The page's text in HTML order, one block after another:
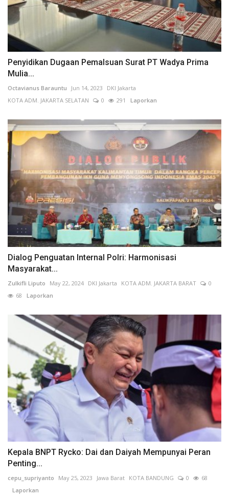
Penyidikan Dugaan Pemalsuan Surat PT Wadya Prima
Mulia...
Octavianus Barauntu Jun 14, 2023
DKI Jakarta
KOTA ADM. JAKARTA SELATAN
0 291 Laporkan
Dialog Penguatan Internal Polri: Harmonisasi
Masyarakat...
Zulkifli Liputo May 22, 2024 DKI Jakarta KOTA ADM. JAKARTA BARAT
0
68 Laporkan
Kepala BNPT Rycko: Dai dan Daiyah Mempunyai Peran
Penting...
cepu_supriyanto May 25, 2023 Jawa Barat KOTA BANDUNG 0
68
Laporkan